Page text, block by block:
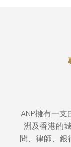
ANP擁有一
洲及香港的
問、律師、